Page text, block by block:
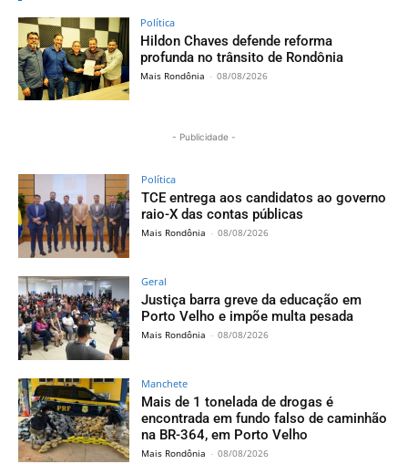
Política
Hildon Chaves defende reforma
profunda no trânsito de Rondônia
Mais Rondônia - 08/08/2026
- Publicidade -
Política
TCE entrega aos candidatos ao governo
raio-X das contas públicas
Mais Rondônia - 08/08/2026
Geral
Justiça barra greve da educação em
Porto Velho e impõe multa pesada
Mais Rondônia - 08/08/2026
Manchete
Mais de 1 tonelada de drogas é
encontrada em fundo falso de caminhão
na BR-364, em Porto Velho
Mais Rondônia - 08/08/2026